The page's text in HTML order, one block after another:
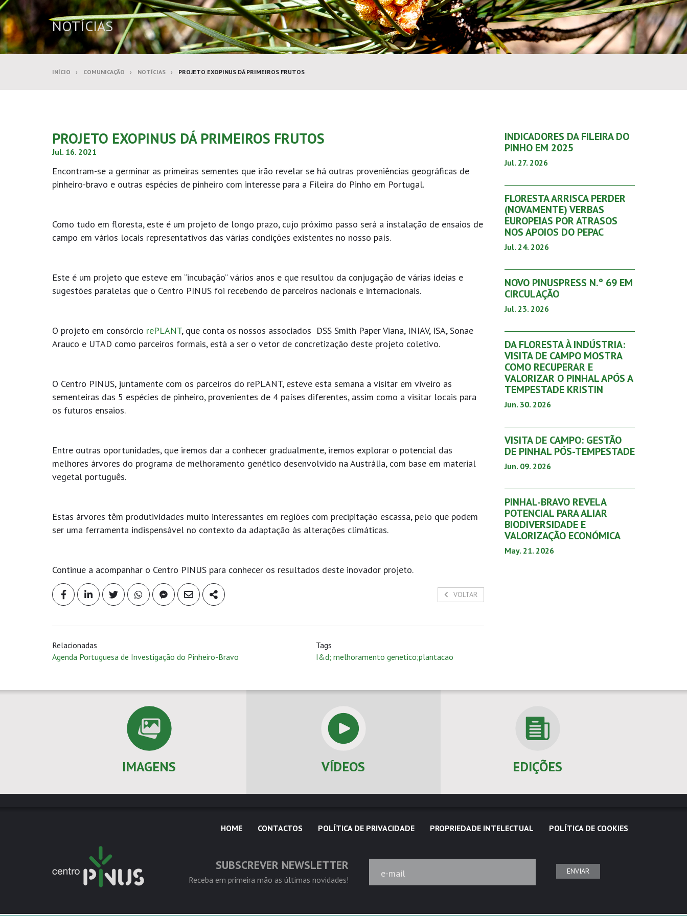
NOTÍCIAS
INÍCIO COMUNICAÇÃO NOTÍCIAS PROJETO EXOPINUS DÁ PRIMEIROS FRUTOS
PROJETO EXOPINUS DÁ PRIMEIROS FRUTOS
Jul. 16. 2021
Encontram-se a germinar as primeiras sementes que irão revelar se há outras proveniências geográficas de
pinheiro-bravo e outras espécies de pinheiro com interesse para a Fileira do Pinho em Portugal.
Como tudo em floresta, este é um projeto de longo prazo, cujo próximo passo será a instalação de ensaios de
campo em vários locais representativos das várias condições existentes no nosso país.
Este é um projeto que esteve em “incubação” vários anos e que resultou da conjugação de várias ideias e
sugestões paralelas que o Centro PINUS foi recebendo de parceiros nacionais e internacionais.
O projeto em consórcio rePLANT, que conta os nossos associados DSS Smith Paper Viana, INIAV, ISA, Sonae
Arauco e UTAD como parceiros formais, está a ser o vetor de concretização deste projeto coletivo.
O Centro PINUS, juntamente com os parceiros do rePLANT, esteve esta semana a visitar em viveiro as
sementeiras das 5 espécies de pinheiro, provenientes de 4 países diferentes, assim como a visitar locais para
os futuros ensaios.
Entre outras oportunidades, que iremos dar a conhecer gradualmente, iremos explorar o potencial das
melhores árvores do programa de melhoramento genético desenvolvido na Austrália, com base em material
vegetal português.
Estas árvores têm produtividades muito interessantes em regiões com precipitação escassa, pelo que podem
ser uma ferramenta indispensável no contexto da adaptação às alterações climáticas.
Continue a acompanhar o Centro PINUS para conhecer os resultados deste inovador projeto.
VOLTAR
Relacionadas
Agenda Portuguesa de Investigação do Pinheiro-Bravo
Tags
I&d; melhoramento genetico;plantacao
INDICADORES DA FILEIRA DO
PINHO EM 2025
Jul. 27. 2026
FLORESTA ARRISCA PERDER
(NOVAMENTE) VERBAS
EUROPEIAS POR ATRASOS
NOS APOIOS DO PEPAC
Jul. 24. 2026
NOVO PINUSPRESS N.º 69 EM
CIRCULAÇÃO
Jul. 23. 2026
DA FLORESTA À INDÚSTRIA:
VISITA DE CAMPO MOSTRA
COMO RECUPERAR E
VALORIZAR O PINHAL APÓS A
TEMPESTADE KRISTIN
Jun. 30. 2026
VISITA DE CAMPO: GESTÃO
DE PINHAL PÓS-TEMPESTADE
Jun. 09. 2026
PINHAL-BRAVO REVELA
POTENCIAL PARA ALIAR
BIODIVERSIDADE E
VALORIZAÇÃO ECONÓMICA
May. 21. 2026
IMAGENS VÍDEOS EDIÇÕES
HOME CONTACTOS POLÍTICA DE PRIVACIDADE PROPRIEDADE INTELECTUAL POLÍTICA DE COOKIES
SUBSCREVER NEWSLETTER
Receba em primeira mão as últimas novidades!
e-mail ENVIAR